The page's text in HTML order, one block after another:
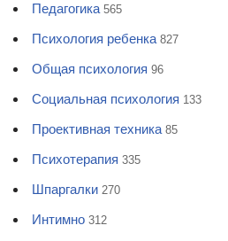
Педагогика 565
Психология ребенка 827
Общая психология 96
Социальная психология 133
Проективная техника 85
Психотерапия 335
Шпаргалки 270
Интимно 312